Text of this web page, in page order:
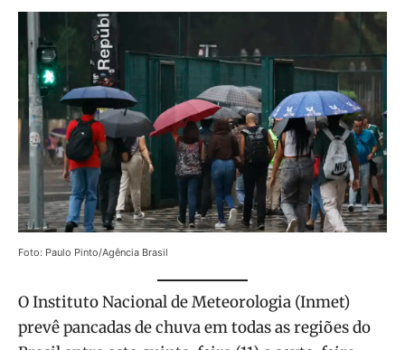
Foto: Paulo Pinto/Agência Brasil
O Instituto Nacional de Meteorologia (Inmet)
prevê pancadas de chuva em todas as regiões do